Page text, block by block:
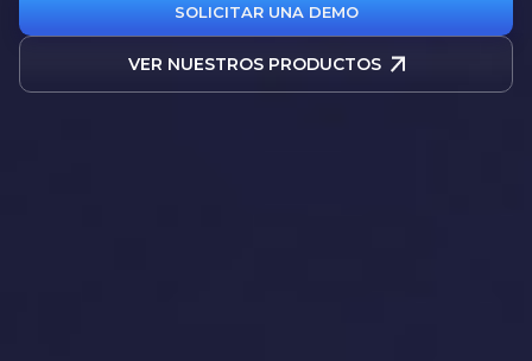
SOLICITAR UNA DEMO
VER NUESTROS PRODUCTOS